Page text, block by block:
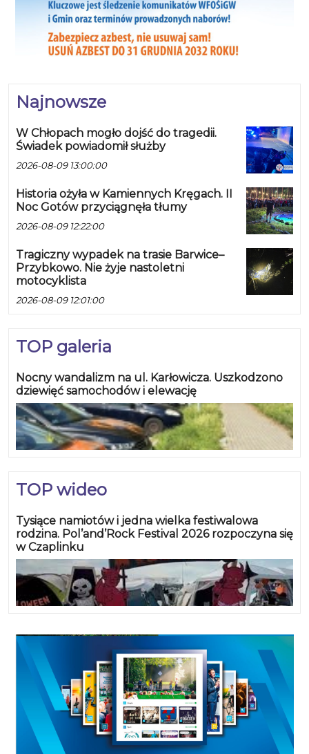
Najnowsze
W Chłopach mogło dojść do tragedii.
Świadek powiadomił służby
2026-08-09 13:00:00
Historia ożyła w Kamiennych Kręgach. II
Noc Gotów przyciągnęła tłumy
2026-08-09 12:22:00
Tragiczny wypadek na trasie Barwice–
Przybkowo. Nie żyje nastoletni
motocyklista
2026-08-09 12:01:00
TOP galeria
Nocny wandalizm na ul. Karłowicza. Uszkodzono
dziewięć samochodów i elewację
TOP wideo
Tysiące namiotów i jedna wielka festiwalowa
rodzina. Pol’and’Rock Festival 2026 rozpoczyna się
w Czaplinku